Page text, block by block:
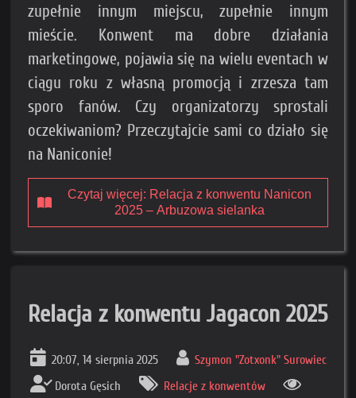
zupełnie innym miejscu, zupełnie innym
mieście. Konwent ma dobre działania
marketingowe, pojawia się na wielu eventach w
ciągu roku z własną promocją i zrzesza tam
sporo fanów. Czy organizatorzy sprostali
oczekiwaniom? Przeczytajcie sami co działo się
na Naniconie!
Czytaj więcej: Relacja z konwentu Nanicon
2025 – Arbuzowa sielanka
Relacja z konwentu Jagacon 2025
20:07, 14 sierpnia 2025
Szymon "Zotxonk" Surowiec
Dorota Gęsich
Relacje z konwentów